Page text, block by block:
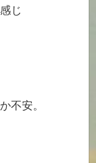
じ
不安。